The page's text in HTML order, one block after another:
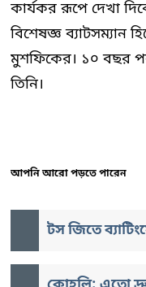
কার্যকর রূপে দেখা
বিশেষজ্ঞ ব্যাটসম্যান
মুশফিকের। ১০ বছর
তিনি।
আপনি আরো পড়তে পারেন
টস জিতে